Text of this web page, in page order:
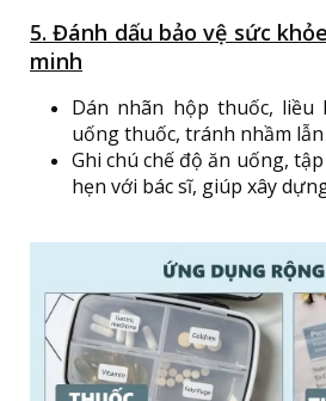
5. Đánh dấu bảo vệ sức
minh
Dán nhãn hộp thuốc,
uống thuốc, tránh nhầm
Ghi chú chế độ ăn uống,
hẹn với bác sĩ, giúp xây